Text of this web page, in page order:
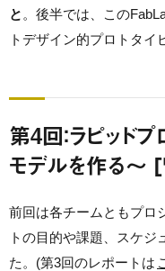
と 。後半では、この
トデザイン的プロトタイ
第4回：ラピッド
モデルを作る～ [
前回は各チームともプロ
トの目的や課題、スケジ
た。(第3回のレポートは